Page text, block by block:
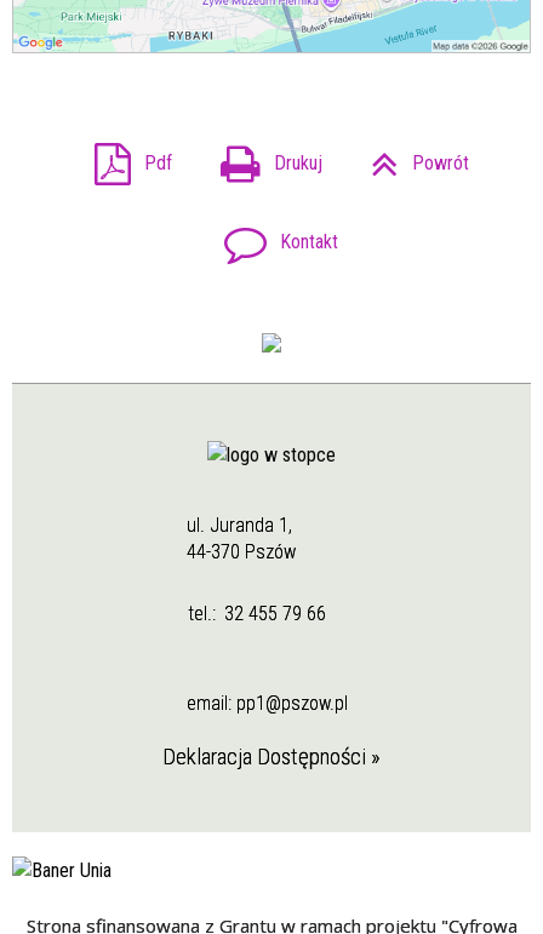
Pdf Drukuj Powrót
Kontakt
ul. Juranda 1,
44-370 Pszów
tel.: 32 455 79 66
email: pp1@pszow.pl
Deklaracja Dostępności »
Strona sfinansowana z Grantu w ramach projektu "Cyfrowa